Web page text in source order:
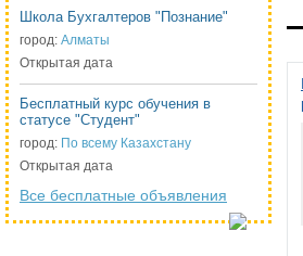
Школа Бухгалтеров "Познание"
город: Алматы
Открытая дата
Бесплатный курс обучения в
статусе "Студент"
город: По всему Казахстану
Открытая дата
Все бесплатные объявления